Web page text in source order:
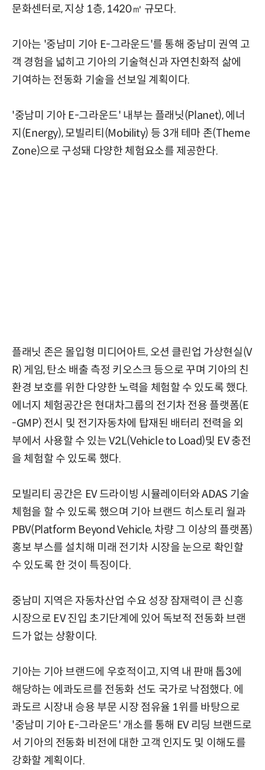
문화센터로, 지상 1층, 1420㎡ 규모다.
기아는 '중남미 기아 E-그라운드'를 통해 중남미 권역 고
객 경험을 넓히고 기아의 기술혁신과 자연친화적 삶에
기여하는 전동화 기술을 선보일 계획이다.
'중남미 기아 E-그라운드' 내부는 플래닛(Planet), 에너
지(Energy), 모빌리티(Mobility) 등 3개 테마 존(Theme
Zone)으로 구성돼 다양한 체험요소를 제공한다.
플래닛 존은 몰입형 미디어아트, 오션 클린업 가상현실(V
R) 게임, 탄소 배출 측정 키오스크 등으로 꾸며 기아의 친
환경 보호를 위한 다양한 노력을 체험할 수 있도록 했다.
에너지 체험공간은 현대차그룹의 전기차 전용 플랫폼(E
-GMP) 전시 및 전기자동차에 탑재된 배터리 전력을 외
부에서 사용할 수 있는 V2L(Vehicle to Load)및 EV 충전
을 체험할 수 있도록 했다.
모빌리티 공간은 EV 드라이빙 시뮬레이터와 ADAS 기술
체험을 할 수 있도록 했으며 기아 브랜드 히스토리 월과
PBV(Platform Beyond Vehicle, 차량 그 이상의 플랫폼)
홍보 부스를 설치해 미래 전기차 시장을 눈으로 확인할
수 있도록 한 것이 특징이다.
중남미 지역은 자동차산업 수요 성장 잠재력이 큰 신흥
시장으로 EV 진입 초기단계에 있어 독보적 전동화 브랜
드가 없는 상황이다.
기아는 기아 브랜드에 우호적이고, 지역 내 판매 톱3에
해당하는 에콰도르를 전동화 선도 국가로 낙점했다. 에
콰도르 시장내 승용 부문 시장 점유율 1위를 바탕으로
'중남미 기아 E-그라운드' 개소를 통해 EV 리딩 브랜드로
서 기아의 전동화 비전에 대한 고객 인지도 및 이해도를
강화할 계획이다.